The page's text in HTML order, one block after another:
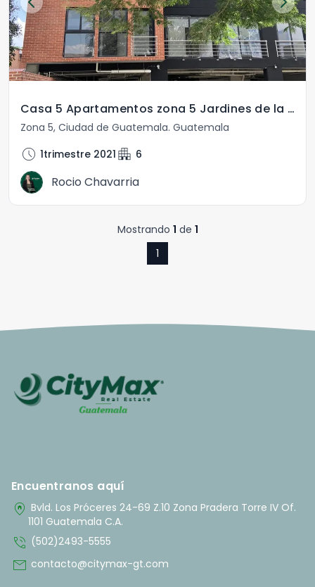
Casa 5 Apartamentos zona 5 Jardines de la Asunción
Zona 5, Ciudad de Guatemala. Guatemala
schedule 1trimestre 2021 apartment 6
Rocio Chavarria
Mostrando 1 de 1
1
Encuentranos aquí
home_pin Bvld. Los Próceres 24-69 Z.10 Zona Pradera Torre IV Of.
1101 Guatemala C.A.
phone_in_talk (502)2493-5555
mail contacto@citymax-gt.com